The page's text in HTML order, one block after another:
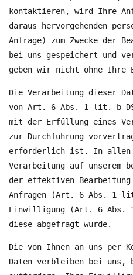
kontaktieren, wird Ihre
daraus hervorgehenden
Anfrage) zum Zwecke der
bei uns gespeichert und
geben wir nicht ohne Ihre
Die Verarbeitung dieser
von Art. 6 Abs. 1 lit. b
mit der Erfüllung eines
zur Durchführung
erforderlich ist. In allen
Verarbeitung auf unserem
der effektiven
Anfragen (Art. 6 Abs. 1
Einwilligung (Art. 6 Abs.
diese abgefragt wurde.
Die von Ihnen an uns per
Daten verbleiben bei uns,